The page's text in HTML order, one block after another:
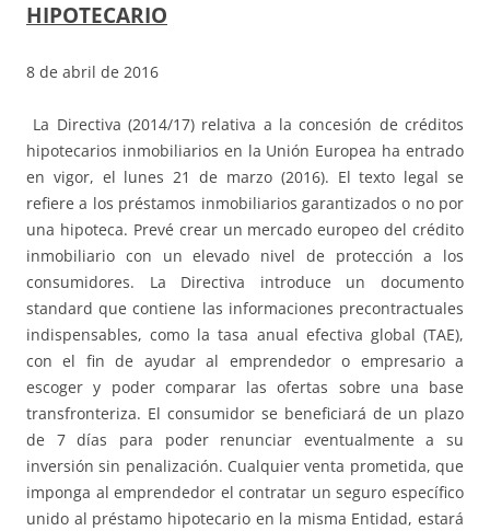
HIPOTECARIO
8 de abril de 2016
La Directiva (2014/17) relativa a la concesión de créditos
hipotecarios inmobiliarios en la Unión Europea ha entrado
en vigor, el lunes 21 de marzo (2016). El texto legal se
refiere a los préstamos inmobiliarios garantizados o no por
una hipoteca. Prevé crear un mercado europeo del crédito
inmobiliario con un elevado nivel de protección a los
consumidores. La Directiva introduce un documento
standard que contiene las informaciones precontractuales
indispensables, como la tasa anual efectiva global (TAE),
con el fin de ayudar al emprendedor o empresario a
escoger y poder comparar las ofertas sobre una base
transfronteriza. El consumidor se beneficiará de un plazo
de 7 días para poder renunciar eventualmente a su
inversión sin penalización. Cualquier venta prometida, que
imponga al emprendedor el contratar un seguro específico
unido al préstamo hipotecario en la misma Entidad, estará